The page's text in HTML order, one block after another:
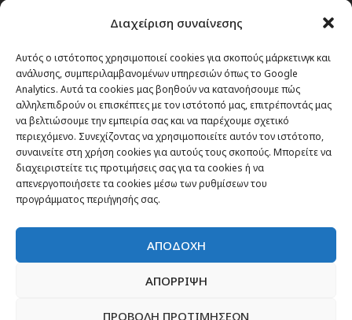
Διαχείριση συναίνεσης
Αυτός ο ιστότοπος χρησιμοποιεί cookies για σκοπούς μάρκετινγκ και
ανάλυσης, συμπεριλαμβανομένων υπηρεσιών όπως το Google
Analytics. Αυτά τα cookies μας βοηθούν να κατανοήσουμε πώς
αλληλεπιδρούν οι επισκέπτες με τον ιστότοπό μας, επιτρέποντάς μας
να βελτιώσουμε την εμπειρία σας και να παρέχουμε σχετικό
περιεχόμενο. Συνεχίζοντας να χρησιμοποιείτε αυτόν τον ιστότοπο,
συναινείτε στη χρήση cookies για αυτούς τους σκοπούς. Μπορείτε να
διαχειριστείτε τις προτιμήσεις σας για τα cookies ή να
απενεργοποιήσετε τα cookies μέσω των ρυθμίσεων του
προγράμματος περιήγησής σας.
ΑΠΟΔΟΧΗ
ΑΠΟΡΡΙΨΗ
ΠΡΟΒΟΛΗ ΠΡΟΤΙΜΗΣΕΩΝ
Passenger στον κόσμο
TRAVEL NEWS
Οργάνωσε το ταξίδι σου
CITY and CULTURE